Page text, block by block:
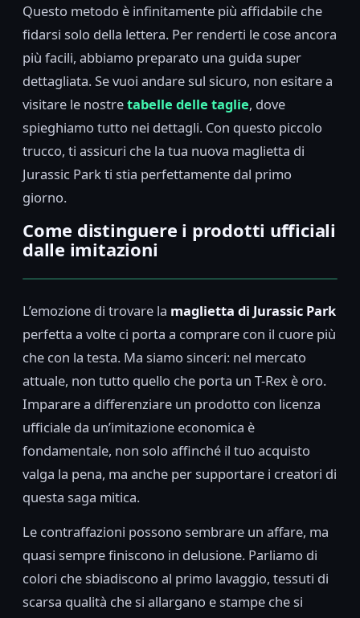
Questo metodo è infinitamente più affidabile che
fidarsi solo della lettera. Per renderti le cose ancora
più facili, abbiamo preparato una guida super
dettagliata. Se vuoi andare sul sicuro, non esitare a
visitare le nostretabelle delle taglie, dove
spieghiamo tutto nei dettagli. Con questo piccolo
trucco, ti assicuri che la tua nuova maglietta di
Jurassic Park ti stia perfettamente dal primo
giorno.
Come distinguere i prodotti ufficiali
dalle imitazioni
L’emozione di trovare la maglietta di Jurassic Park
perfetta a volte ci porta a comprare con il cuore più
che con la testa. Ma siamo sinceri: nel mercato
attuale, non tutto quello che porta un T-Rex è oro.
Imparare a differenziare un prodotto con licenza
ufficiale da un’imitazione economica è
fondamentale, non solo affinché il tuo acquisto
valga la pena, ma anche per supportare i creatori di
questa saga mitica.
Le contraffazioni possono sembrare un affare, ma
quasi sempre finiscono in delusione. Parliamo di
colori che sbiadiscono al primo lavaggio, tessuti di
scarsa qualità che si allargano e stampe che si